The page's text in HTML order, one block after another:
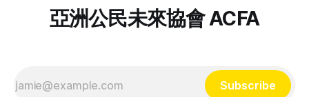
外組織學生社群、持續投入族群共生與民主力量。邀你一同回
顧該場活動精華！ 作為一名克欽族，你在緬甸成長時面對什
欽族『叛族』，我們因為身份、因為宗教和文化不同就受到不
亞洲公民未來協會 ACFA
Subscribe